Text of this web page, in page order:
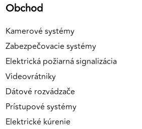
Obchod
Kamerové systémy
Zabezpečovacie systémy
Elektrická požiarná signalizácia
Videovrátniky
Dátové rozvádzače
Prístupové systémy
Elektrické kúrenie